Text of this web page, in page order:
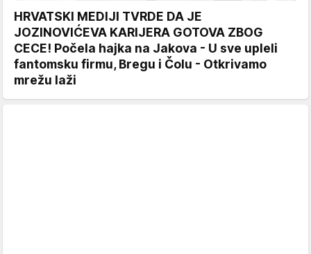
HRVATSKI MEDIJI TVRDE DA JE
JOZINOVIĆEVA KARIJERA GOTOVA ZBOG
CECE! Počela hajka na Jakova - U sve upleli
fantomsku firmu, Bregu i Čolu - Otkrivamo
mrežu laži